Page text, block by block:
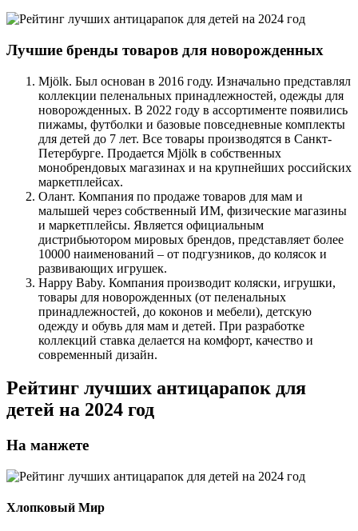
Лучшие бренды товаров для новорожденных
Mjölk. Был основан в 2016 году. Изначально представлял
коллекции пеленальных принадлежностей, одежды для
новорожденных. В 2022 году в ассортименте появились
пижамы, футболки и базовые повседневные комплекты
для детей до 7 лет. Все товары производятся в Санкт-
Петербурге. Продается Mjölk в собственных
монобрендовых магазинах и на крупнейших российских
маркетплейсах.
Олант. Компания по продаже товаров для мам и
малышей через собственный ИМ, физические магазины
и маркетплейсы. Является официальным
дистрибьютором мировых брендов, представляет более
10000 наименований – от подгузников, до колясок и
развивающих игрушек.
Happy Baby. Компания производит коляски, игрушки,
товары для новорожденных (от пеленальных
принадлежностей, до коконов и мебели), детскую
одежду и обувь для мам и детей. При разработке
коллекций ставка делается на комфорт, качество и
современный дизайн.
Рейтинг лучших антицарапок для
детей на 2024 год
На манжете
Хлопковый Мир